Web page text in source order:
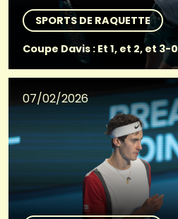
SPORTS DE RAQUETTE
Coupe Davis : Et 1, et 2, et 3-0
07/02/2026